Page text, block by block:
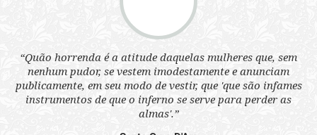
“Quão horrenda é a atitude daquelas mulheres que, sem
nenhum pudor, se vestem imodestamente e anunciam
publicamente, em seu modo de vestir, que 'que são infames
instrumentos de que o inferno se serve para perder as
almas'.”